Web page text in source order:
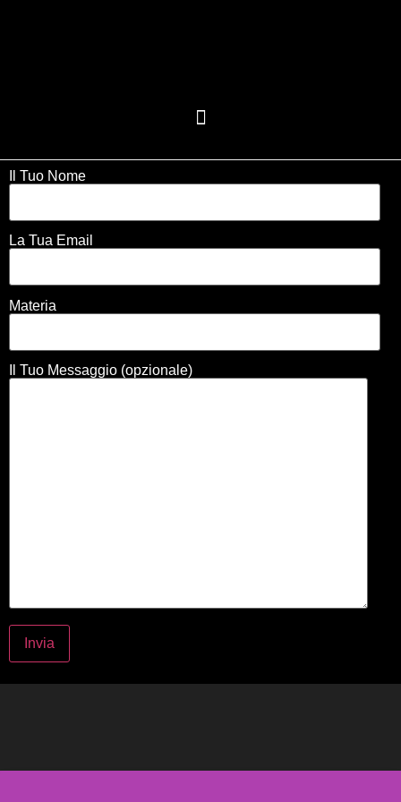
Il Tuo Nome
La Tua Email
Materia
Il Tuo Messaggio (opzionale)